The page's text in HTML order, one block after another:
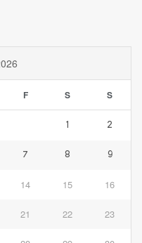
F S S
1 2
7 8 9
14 15 16
21 22 23